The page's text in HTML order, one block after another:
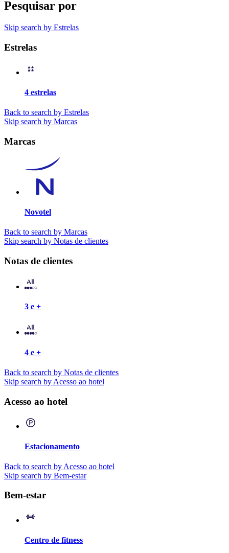
Pesquisar por
Skip search by Estrelas
Estrelas
4 estrelas
Back to search by Estrelas
Skip search by Marcas
Marcas
Novotel
Back to search by Marcas
Skip search by Notas de clientes
Notas de clientes
3 e +
4 e +
Back to search by Notas de clientes
Skip search by Acesso ao hotel
Acesso ao hotel
Estacionamento
Back to search by Acesso ao hotel
Skip search by Bem-estar
Bem-estar
Centro de fitness